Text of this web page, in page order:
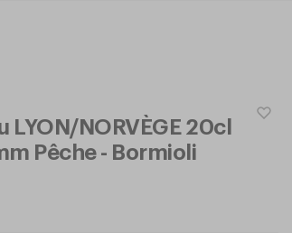
LYON/NORVÈGE 20cl
Pêche - Bormioli